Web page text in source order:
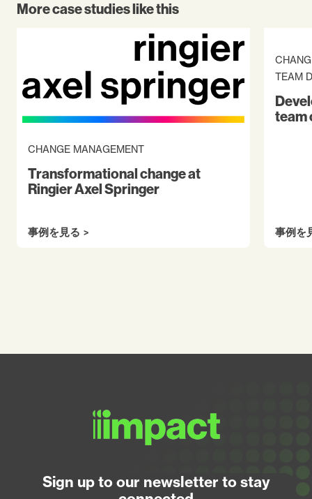
More case studies like this
CHANGE MANAGEMENT
Transformational change at
Ringier Axel Springer
事例を見る
TEAM
team
事例を
Sign up to our newsletter to stay